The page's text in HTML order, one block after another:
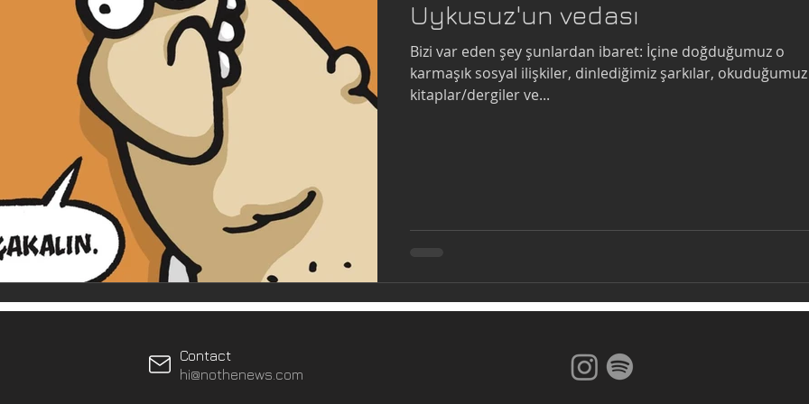
Uykusuz'un vedası
Bizi var eden şey şunlardan ibaret: İçine doğduğumuz o
karmaşık sosyal ilişkiler, dinlediğimiz şarkılar, okuduğumuz
kitaplar/dergiler ve...
Contact
hi@nothenews.com